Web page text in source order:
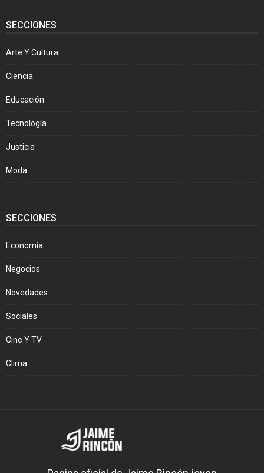
SECCIONES
Arte Y Cultura
Ciencia
Educación
Tecnología
Justicia
Moda
SECCIONES
Economía
Negocios
Novedades
Sociales
Cine Y TV
Clima